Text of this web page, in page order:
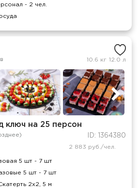
- 2 чел.
10.6 кг 12.0 л
ключ на 25 персон
ID: 1364380
5 шт - 7 шт
5 шт - 7 шт
2x2, 5 м
2 883 руб./чел.